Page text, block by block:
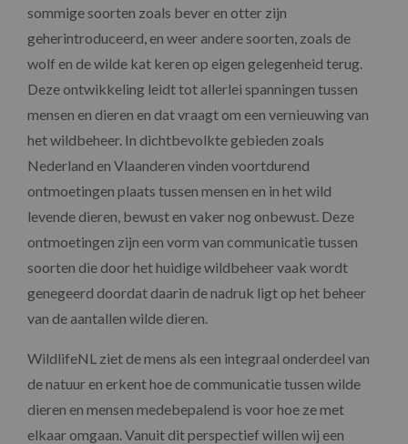
sommige soorten zoals bever en otter zijn
geherintroduceerd, en weer andere soorten, zoals de
wolf en de wilde kat keren op eigen gelegenheid terug.
Deze ontwikkeling leidt tot allerlei spanningen tussen
mensen en dieren en dat vraagt om een vernieuwing van
het wildbeheer. In dichtbevolkte gebieden zoals
Nederland en Vlaanderen vinden voortdurend
ontmoetingen plaats tussen mensen en in het wild
levende dieren, bewust en vaker nog onbewust. Deze
ontmoetingen zijn een vorm van communicatie tussen
soorten die door het huidige wildbeheer vaak wordt
genegeerd doordat daarin de nadruk ligt op het beheer
van de aantallen wilde dieren.
WildlifeNL ziet de mens als een integraal onderdeel van
de natuur en erkent hoe de communicatie tussen wilde
dieren en mensen medebepalend is voor hoe ze met
elkaar omgaan. Vanuit dit perspectief willen wij een